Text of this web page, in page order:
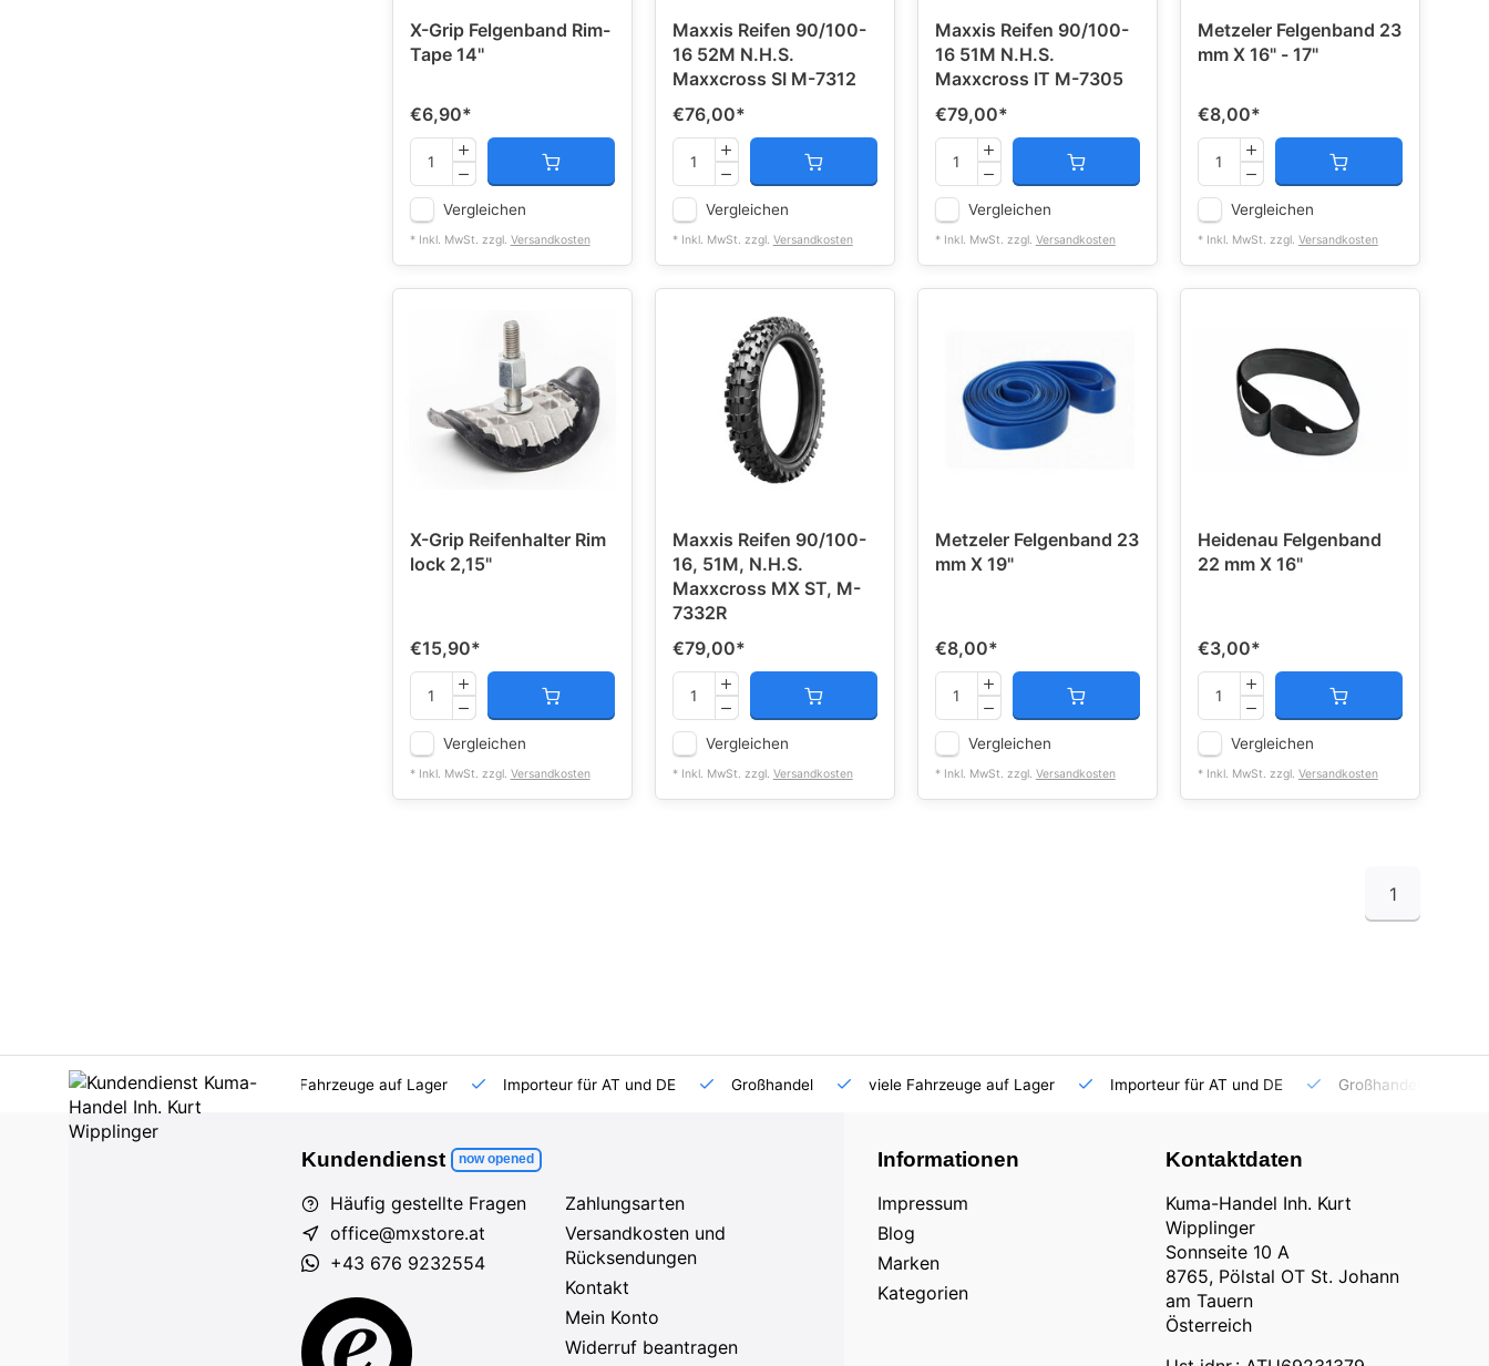
X-Grip Felgenband Rim-
Tape 14''
€6,90*
Vergleichen
* Inkl. MwSt. zzgl. Versandkosten
Maxxis Reifen 90/100-
16 52M N.H.S.
Maxxcross SI M-7312
€76,00*
Vergleichen
* Inkl. MwSt. zzgl. Versandkosten
Maxxis Reifen 90/100-
16 51M N.H.S.
Maxxcross IT M-7305
€79,00*
Vergleichen
* Inkl. MwSt. zzgl. Versandkosten
Metzeler Felgenband 23
mm X 16" - 17"
€8,00*
Vergleichen
* Inkl. MwSt. zzgl. Versandkosten
X-Grip Reifenhalter Rim
lock 2,15"
€15,90*
Vergleichen
* Inkl. MwSt. zzgl. Versandkosten
Maxxis Reifen 90/100-
16, 51M, N.H.S.
Maxxcross MX ST, M-
7332R
€79,00*
Vergleichen
* Inkl. MwSt. zzgl. Versandkosten
Metzeler Felgenband 23
mm X 19"
€8,00*
Vergleichen
* Inkl. MwSt. zzgl. Versandkosten
Heidenau Felgenband
22 mm X 16"
€3,00*
Vergleichen
* Inkl. MwSt. zzgl. Versandkosten
1
Großhandel viele Fahrzeuge auf Lager Importeur für AT und DE Großhandel viele Fahrzeuge auf Lager Importeur für AT und DE Großhandel
Kundendienst now opened
Häufig gestellte Fragen
office@mxstore.at
+43 676 9232554
Zahlungsarten
Versandkosten und
Rücksendungen
Kontakt
Mein Konto
Widerruf beantragen
Informationen
Impressum
Blog
Marken
Kategorien
Kontaktdaten
Kuma-Handel Inh. Kurt
Wipplinger
Sonnseite 10 A
8765, Pölstal OT St. Johann
am Tauern
Österreich